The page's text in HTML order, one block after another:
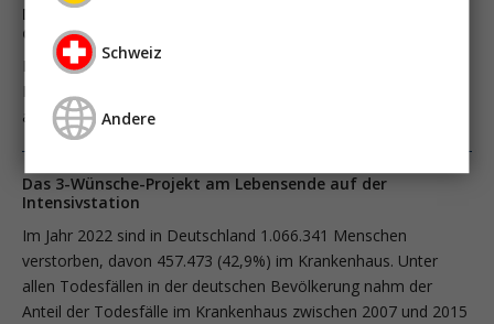
Die Hypertonie und der Salzkrieg: Und wenn es gar nicht
das Natrium ist?
Nicht-pharmakologische Maßnahmen sind ein integraler
Bestandteil aller Leitlinien zur Prävention und Therapie der
arteriellen Hypertonie.
Das 3-Wünsche-Projekt am Lebensende auf der
Intensivstation
Im Jahr 2022 sind in Deutschland 1.066.341 Menschen
verstorben, davon 457.473 (42,9%) im Krankenhaus. Unter
allen Todesfällen in der deutschen Bevölkerung nahm der
Anteil der Todesfälle im Krankenhaus zwischen 2007 und 2015
Schweiz
Andere